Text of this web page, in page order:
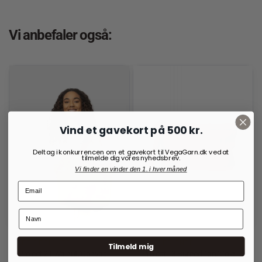
Vi anbefaler også:
Project 21 Walnut/Canvas
RE:DESIGNED
Project 13 Burned Tan/Gold
Vind et gavekort på 500 kr.
Deltag i konkurrencen om et gavekort til VegaGarn.dk ved at
tilmelde dig vores nyhedsbrev.
Vi finder en vinder den 1. i hver måned
Tilmeld mig